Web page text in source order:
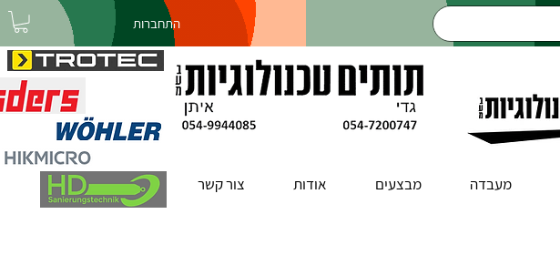
התחברות
מעבדה מבצעים אודות צור קשר